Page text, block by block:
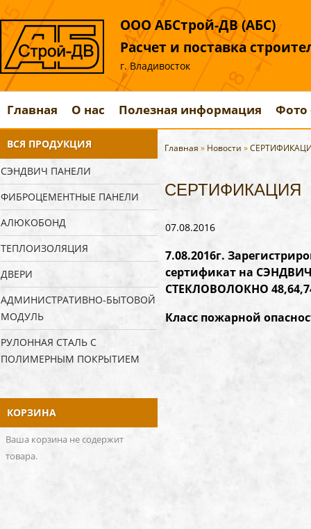
ООО АБСтрой-ДВ (АБС)
Расчет и поставка
г. Владивосток
Главная О нас Полезная информация Фото
ВСЯ ПРОДУКЦИЯ
СЭНДВИЧ ПАНЕЛИ
ФИБРОЦЕМЕНТНЫЕ ПАНЕЛИ
АЛЮКОБОНД
ТЕПЛОИЗОЛЯЦИЯ
ДВЕРИ
АДМИНИСТРАТИВНО-БЫТОВОЙ
МОДУЛЬ
РУЛОННАЯ СТАЛЬ С
ПОЛИМЕРНЫМ ПОКРЫТИЕМ
КОРЗИНА
Ваша корзина не содержит
товара.
Главная » Новости »
СЕРТИФИКАЦИЯ
07.08.2016
7.08.2016г.
сертификат на
СТЕКЛОВОЛОКНО
Класс пожарной